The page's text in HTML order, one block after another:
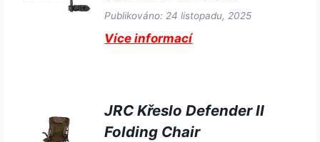
Publikováno: 24 listopadu, 2025
Více informací
JRC Křeslo Defender II
Folding Chair